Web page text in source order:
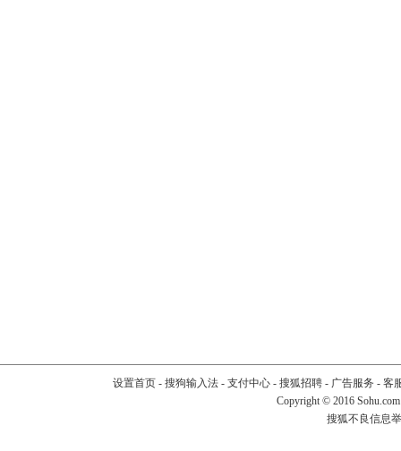
设置首页- 搜狗输入法- 支付中心- 搜狐招聘- 广告服务 - 客
Copyright © 2016
搜狐不良信息